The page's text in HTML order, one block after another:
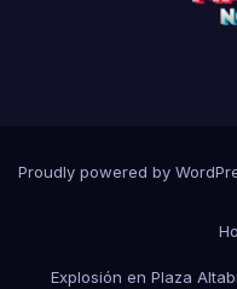
Proudly powered by
Explosión en Plaza